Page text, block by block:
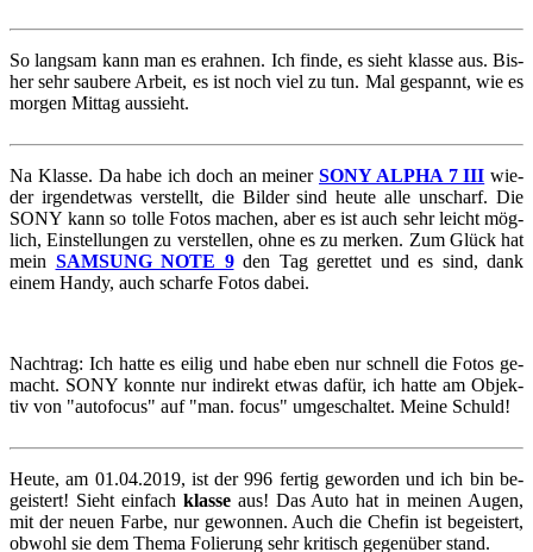
So lang­sam kann man es er­ah­nen. Ich finde, es sieht klas­se aus. Bis­
her sehr sau­be­re Ar­beit, es ist noch viel zu tun. Mal ge­spannt, wie es
mor­gen Mit­tag aus­sieht.
Na Klas­se. Da habe ich doch an mei­ner SONY ALPHA 7 III wie­
der ir­gend­et­was ver­stellt, die Bil­der sind heute alle un­scharf. Die
SONY kann so tolle Fotos ma­chen, aber es ist auch sehr leicht mög­
lich, Ein­stel­lun­gen zu ver­stel­len, ohne es zu mer­ken. Zum Glück hat
mein SAM­SUNG NOTE 9den Tag ge­ret­tet und es sind, dank
einem Handy, auch schar­fe Fotos dabei.
Nach­trag: Ich hatte es eilig und habe eben nur schnell die Fotos ge­
macht. SONY konn­te nur in­di­rekt etwas dafür, ich hatte am Ob­jek­
tiv von "au­to­fo­cus" auf "man. focus" um­ge­schal­tet. Meine Schuld!
Heute, am 01.04.2019, ist der 996 fer­tig ge­wor­den und ich bin be­
geis­tert! Sieht ein­fach klas­seaus! Das Auto hat in mei­nen Augen,
mit der neuen Farbe, nur ge­won­nen. Auch die Che­fin ist be­geis­tert,
ob­wohl sie dem Thema Fo­lie­rung sehr kri­tisch ge­gen­über stand.